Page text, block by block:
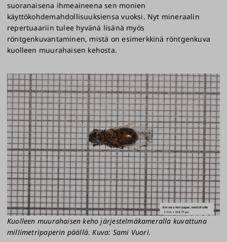
suoranaisena ihmeaineena sen monien
käyttökohdemahdollisuuksiensa vuoksi. Nyt mineraalin
repertuaariin tulee hyvänä lisänä myös
röntgenkuvantaminen, mistä on esimerkkinä röntgenkuva
kuolleen muurahaisen kehosta.
Kuolleen muurahaisen keho järjestelmäkameralla kuvattuna
millimetripaperin päällä. Kuva: Sami Vuori.